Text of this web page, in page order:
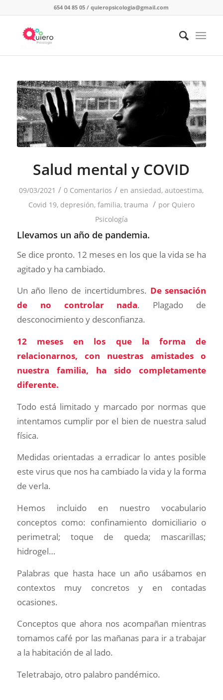
654 04 85 05 /quieropsicologia@gmail.com
Salud mental y COVID
09/03/2021 / 0 Comentarios / enansiedad,autoestima,
Covid 19, depresión, familia, trauma / por Quiero
Psicología
Llevamos un año de pandemia.
Se dice pronto. 12 meses en los que la vida se ha
agitado y ha cambiado.
Un año lleno de incertidumbres. De sensación
de no controlar nada. Plagado de
desconocimiento y desconfianza.
12 meses en los que la forma de
relacionarnos, con nuestras amistades o
nuestra familia, ha sido completamente
diferente.
Todo está limitado y marcado por normas que
intentamos cumplir por el bien de nuestra salud
física.
Medidas orientadas a erradicar lo antes posible
este virus que nos ha cambiado la vida y la forma
de verla.
Hemos incluido en nuestro vocabulario
conceptos como: confinamiento domiciliario o
perimetral; toque de queda; mascarillas;
hidrogel…
Palabras que hasta hace un año usábamos en
contextos muy concretos y en contadas
ocasiones.
Conceptos que ahora nos acompañan mientras
tomamos café por las mañanas para ir a trabajar
a la habitación de al lado.
Teletrabajo, otro palabro pandémico.